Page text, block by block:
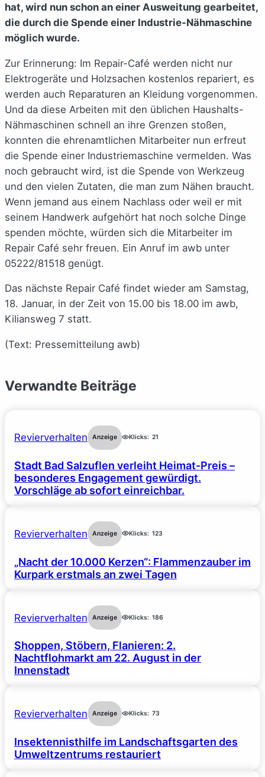
hat, wird nun schon an einer Ausweitung gearbeitet,
die durch die Spende einer Industrie-Nähmaschine
möglich wurde.
Zur Erinnerung: Im Repair-Café werden nicht nur
Elektrogeräte und Holzsachen kostenlos repariert, es
werden auch Reparaturen an Kleidung vorgenommen.
Und da diese Arbeiten mit den üblichen Haushalts-
Nähmaschinen schnell an ihre Grenzen stoßen,
konnten die ehrenamtlichen Mitarbeiter nun erfreut
die Spende einer Industriemaschine vermelden. Was
noch gebraucht wird, ist die Spende von Werkzeug
und den vielen Zutaten, die man zum Nähen braucht.
Wenn jemand aus einem Nachlass oder weil er mit
seinem Handwerk aufgehört hat noch solche Dinge
spenden möchte, würden sich die Mitarbeiter im
Repair Café sehr freuen. Ein Anruf im awb unter
05222/81518 genügt.
Das nächste Repair Café findet wieder am Samstag,
18. Januar, in der Zeit von 15.00 bis 18.00 im awb,
Kiliansweg 7 statt.
(Text: Pressemitteilung awb)
Verwandte Beiträge
Revierverhalten Anzeige Klicks: 21
Stadt Bad Salzuflen verleiht Heimat-Preis –
besonderes Engagement gewürdigt.
Vorschläge ab sofort einreichbar.
Revierverhalten Anzeige Klicks: 123
„Nacht der 10.000 Kerzen“: Flammenzauber im
Kurpark erstmals an zwei Tagen
Revierverhalten Anzeige Klicks: 186
Shoppen, Stöbern, Flanieren: 2.
Nachtflohmarkt am 22. August in der
Innenstadt
Revierverhalten Anzeige Klicks: 73
Insektennisthilfe im Landschaftsgarten des
Umweltzentrums restauriert